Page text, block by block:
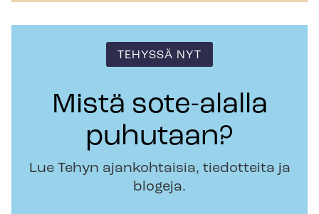
TEHYSSÄ NYT
Mistä sote-alalla
puhutaan?
Lue Tehyn ajankohtaisia, tiedotteita ja
blogeja.